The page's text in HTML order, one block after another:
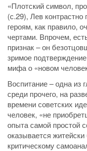
«Плотский символ,
(с.29), Лев
героям, как правило,
чертами. Впрочем,
признак – он
зримое
мифа о «новом
Воспитание – одна из
среди прочего, на
времени советских
человек, «не
опыта самой простой
оказывается
критическому